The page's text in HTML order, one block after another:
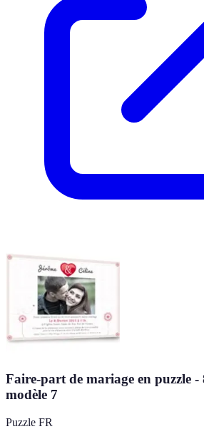
Faire-part de mariage en puzzle -
modèle 7
Puzzle FR